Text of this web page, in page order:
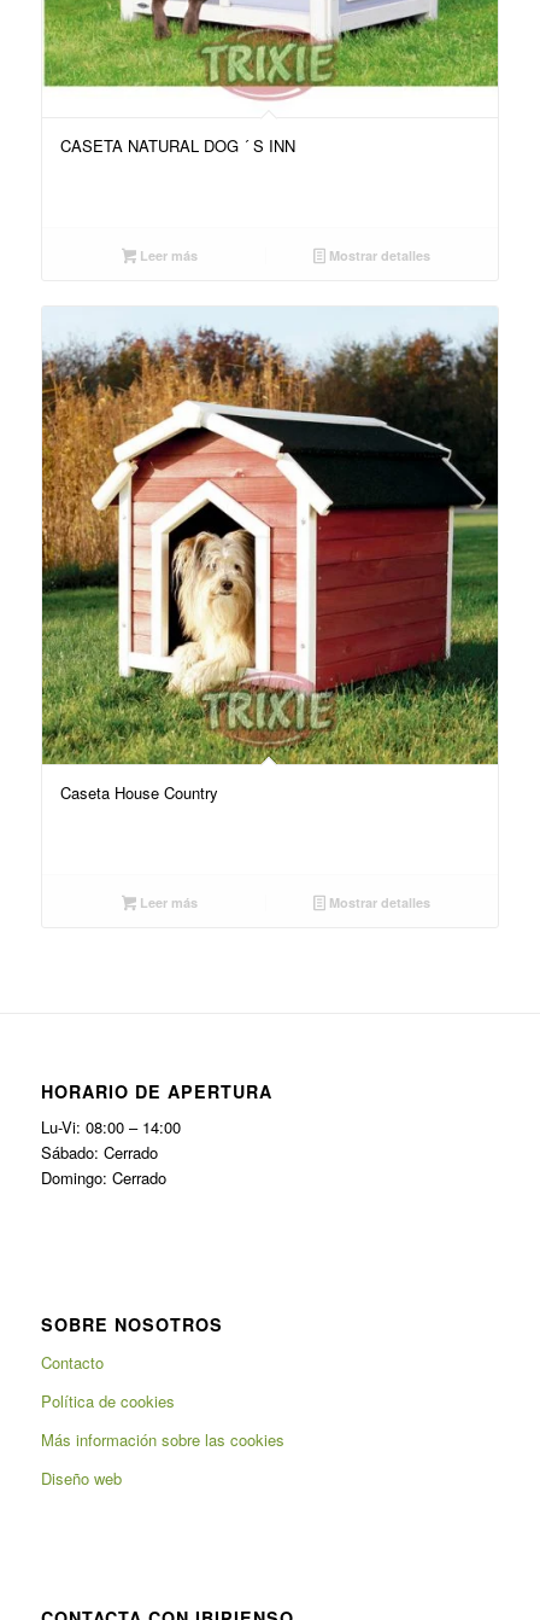
CASETA NATURAL DOG ´ S INN
Leer más Mostrar detalles
Caseta House Country
Leer más Mostrar detalles
HORARIO DE APERTURA
Lu-Vi: 08:00 – 14:00
Sábado: Cerrado
Domingo: Cerrado
SOBRE NOSOTROS
Contacto
Política de cookies
Más información sobre las cookies
Diseño web